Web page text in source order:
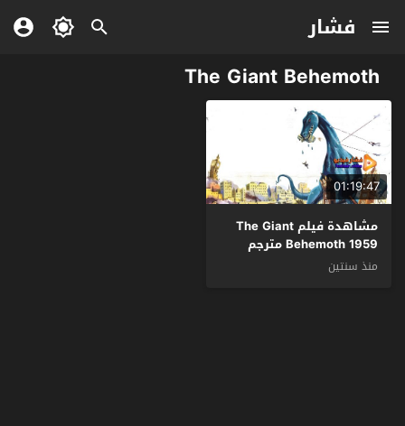
فشار
The Giant Behemoth
01:19:47
مشاهدة فيلم The Giant
Behemoth 1959 مترجم
منذ سنتين